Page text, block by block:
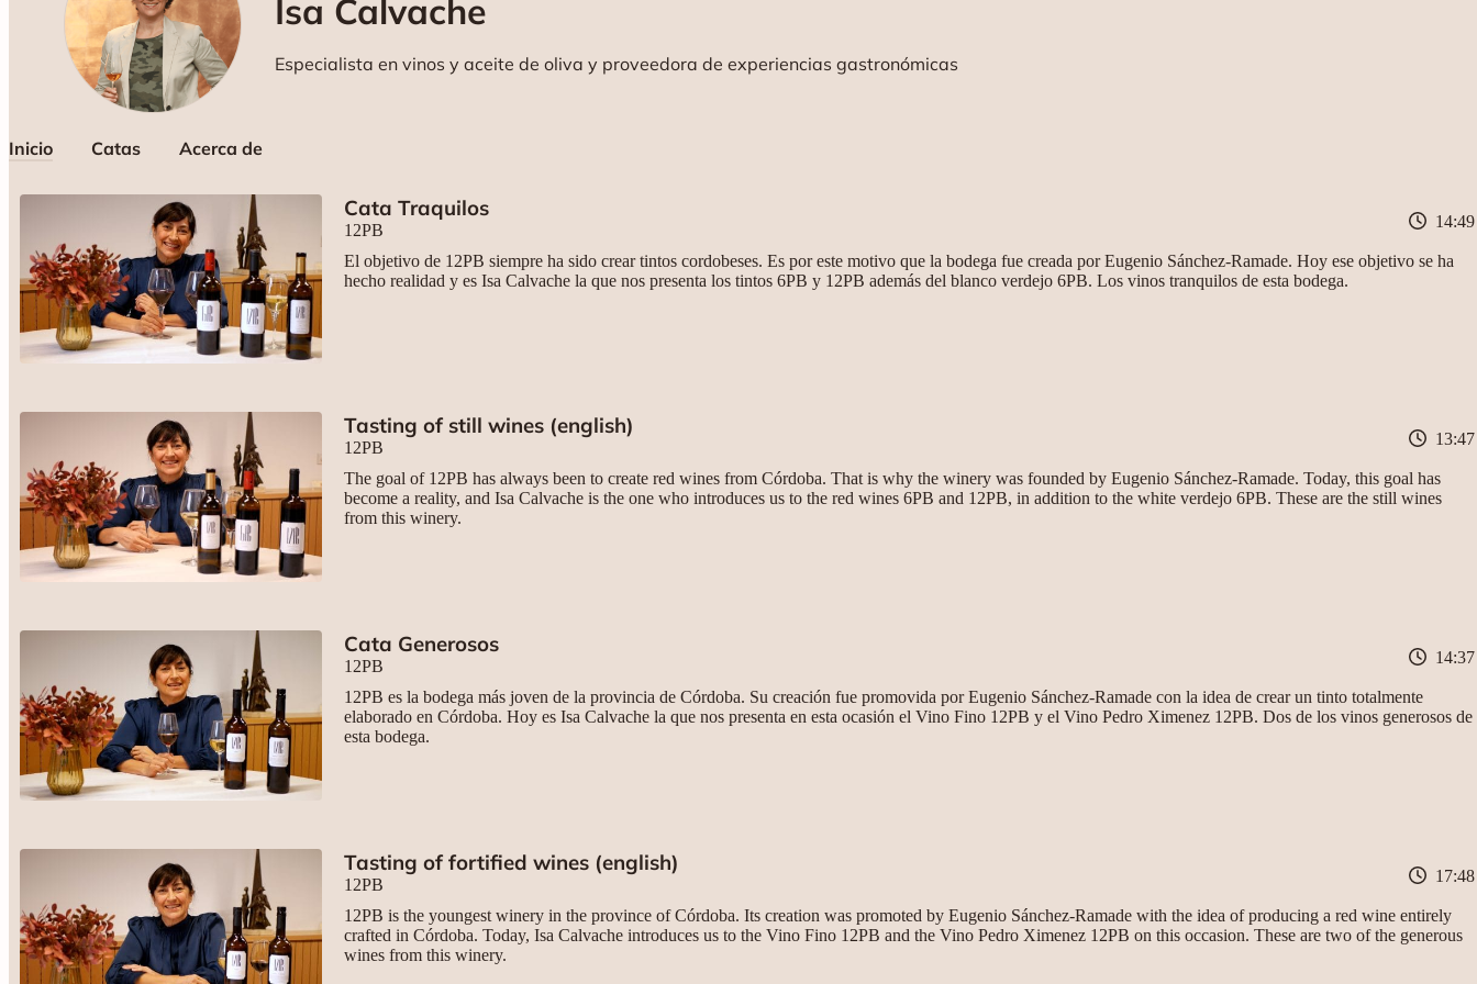
Isa Calvache
Especialista en vinos y aceite de oliva y proveedora de experiencias gastronómicas
Inicio Catas Acerca de
Cata Traquilos
12PB 14:49
El objetivo de 12PB siempre ha sido crear tintos cordobeses. Es por este motivo que la bodega fue creada por Eugenio Sánchez-Ramade. Hoy ese objetivo se ha
hecho realidad y es Isa Calvache la que nos presenta los tintos 6PB y 12PB además del blanco verdejo 6PB. Los vinos tranquilos de esta bodega.
Tasting of still wines (english)
12PB 13:47
The goal of 12PB has always been to create red wines from Córdoba. That is why the winery was founded by Eugenio Sánchez-Ramade. Today, this goal has
become a reality, and Isa Calvache is the one who introduces us to the red wines 6PB and 12PB, in addition to the white verdejo 6PB. These are the still wines
from this winery.
Cata Generosos
12PB 14:37
12PB es la bodega más joven de la provincia de Córdoba. Su creación fue promovida por Eugenio Sánchez-Ramade con la idea de crear un tinto totalmente
elaborado en Córdoba. Hoy es Isa Calvache la que nos presenta en esta ocasión el Vino Fino 12PB y el Vino Pedro Ximenez 12PB. Dos de los vinos generosos de
esta bodega.
Tasting of fortified wines (english)
12PB 17:48
12PB is the youngest winery in the province of Córdoba. Its creation was promoted by Eugenio Sánchez-Ramade with the idea of producing a red wine entirely
crafted in Córdoba. Today, Isa Calvache introduces us to the Vino Fino 12PB and the Vino Pedro Ximenez 12PB on this occasion. These are two of the generous
wines from this winery.